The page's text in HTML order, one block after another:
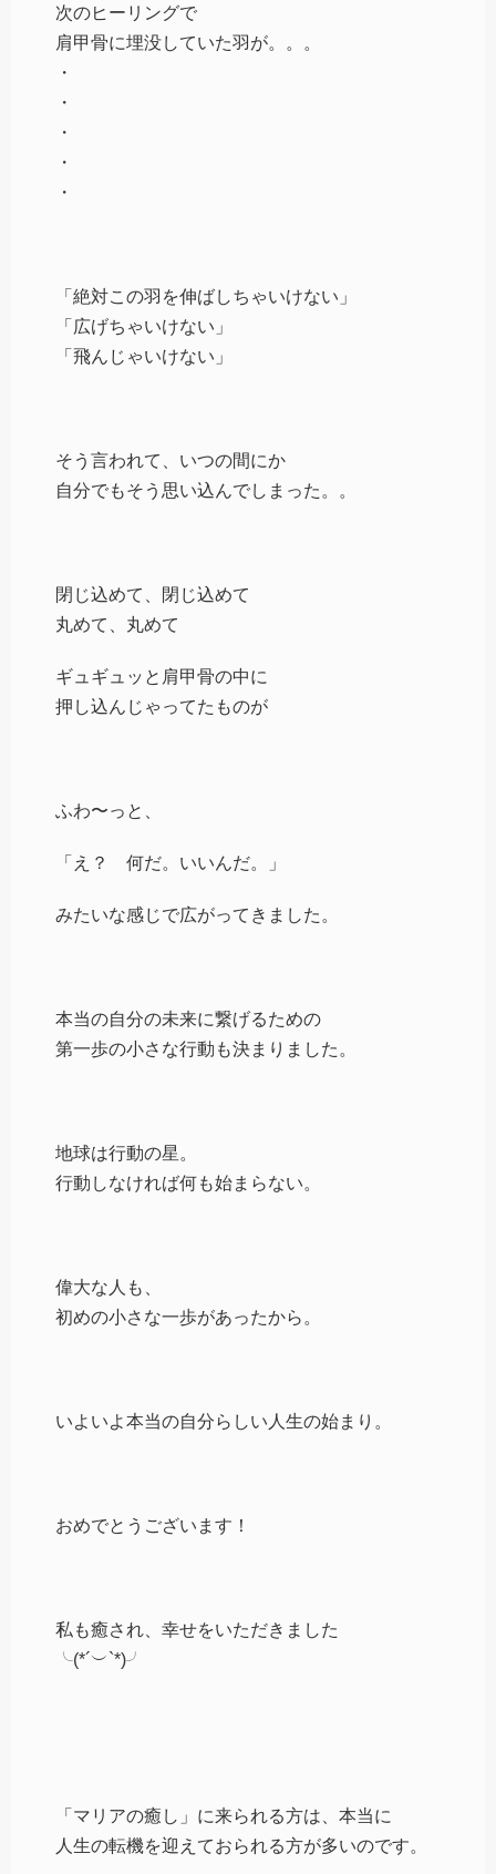
次のヒーリングで
肩甲骨に埋没していた羽が。。。
・
・
・
・
・
「絶対この羽を伸ばしちゃいけない」
「広げちゃいけない」
「飛んじゃいけない」
そう言われて、いつの間にか
自分でもそう思い込んでしまった。。
閉じ込めて、閉じ込めて
丸めて、丸めて
ギュギュッと肩甲骨の中に
押し込んじゃってたものが
ふわ〜っと、
「え？ 何だ。いいんだ。」
みたいな感じで広がってきました。
本当の自分の未来に繋げるための
第一歩の小さな行動も決まりました。
地球は行動の星。
行動しなければ何も始まらない。
偉大な人も、
初めの小さな一歩があったから。
いよいよ本当の自分らしい人生の始まり。
おめでとうございます！
私も癒され、幸せをいただきました
╰(*´︶`*)╯
「マリアの癒し」に来られる方は、本当に
人生の転機を迎えておられる方が多いのです。